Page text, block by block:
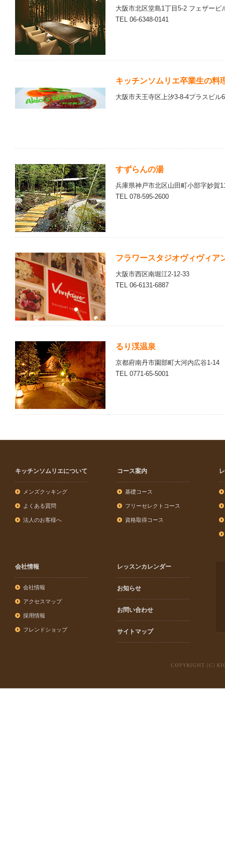
大阪市北区堂島1丁目5-2 フェザービ
TEL 06-6348-0141
キッチンソムリエ卒業生の
大阪市天王寺区上汐3-8-4プラスビル
すずらんの湯
兵庫県神戸市北区山田町小部字妙賀
TEL 078-595-2600
フラワースタジオヴィヴィア
大阪市西区南堀江2-12-33
TEL 06-6131-6887
るり渓温泉
京都府南丹市園部町大河内広谷1-14
TEL 0771-65-5001
キッチンソムリエについて
メンズクッキング
よくある質問
法人のお客様へ
コース案内
基礎コース
フリーセレクトコース
資格取得コース
会社情報
会社情報
アクセスマップ
採用情報
フレンドショップ
レッスンカレンダー
お知らせ
お問い合わせ
サイトマップ